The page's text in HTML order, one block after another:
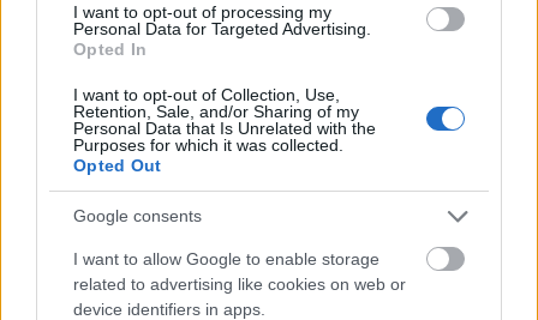
I want to opt-out of processing my
Personal Data for Targeted Advertising.
Opted In
I want to opt-out of Collection, Use,
Retention, Sale, and/or Sharing of my
Personal Data that Is Unrelated with the
Purposes for which it was collected.
Opted Out
Google consents
I want to allow Google to enable storage
related to advertising like cookies on web or
device identifiers in apps.
a zenekar tulajdonképpen a csúcsra ért, hiszen az
angol és az amerikai slágerlistát is vezette, és az
elektronikát, a táncos elemeket erősítő 2013-as
Relflektorral.